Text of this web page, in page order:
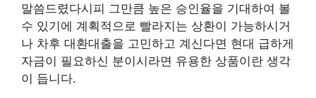
말씀드렸다시피 그만큼 높은 승인율을 기대하여 볼
수 있기에 계획적으로 빨라지는 상환이 가능하시거
나 차후 대환대출을 고민하고 계신다면 현대 급하게
자금이 필요하신 분이시라면 유용한 상품이란 생각
이 듭니다.